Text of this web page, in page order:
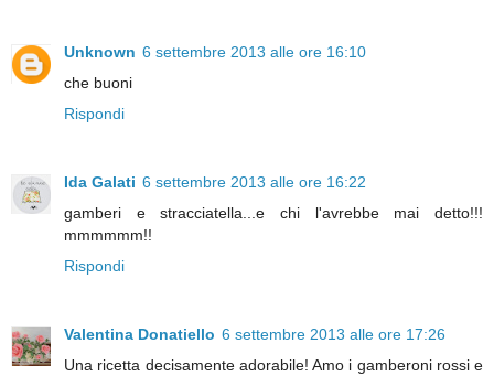
Unknown 6 settembre 2013 alle ore 16:10
che buoni
Rispondi
Ida Galati 6 settembre 2013 alle ore 16:22
gamberi e stracciatella...e chi l'avrebbe mai detto!!!
mmmmmm!!
Rispondi
Valentina Donatiello 6 settembre 2013 alle ore 17:26
Una ricetta decisamente adorabile! Amo i gamberoni rossi e